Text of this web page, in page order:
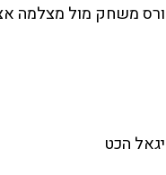
משחק מול מצלמה